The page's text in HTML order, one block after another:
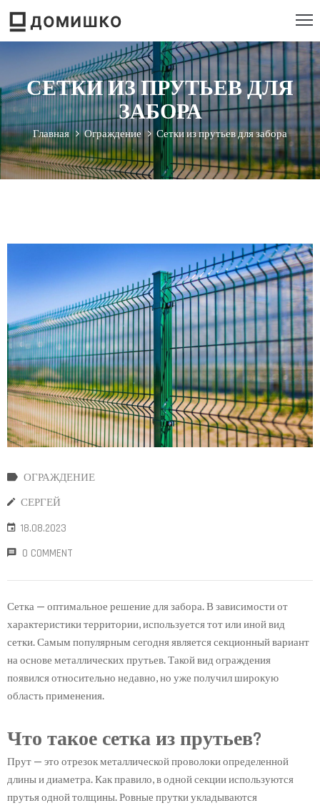
СЕТКИ ИЗ ПРУТЬЕВ ДЛЯ
ЗАБОРА
Главная Ограждение Сетки из прутьев для забора
ОГРАЖДЕНИЕ
СЕРГЕЙ
18.08.2023
0 COMMENT
Сетка — оптимальное решение для забора. В зависимости от
характеристики территории, используется тот или иной вид
сетки. Самым популярным сегодня является секционный вариант
на основе металлических прутьев. Такой вид ограждения
появился относительно недавно, но уже получил широкую
область применения.
Что такое сетка из прутьев?
Прут — это отрезок металлической проволоки определенной
длины и диаметра. Как правило, в одной секции используются
прутья одной толщины. Ровные прутки укладываются